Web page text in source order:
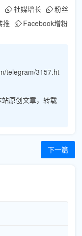
社媒增长
粉丝
推 Facebook增粉
telegram/3157.ht
原创文章，转载
下一篇